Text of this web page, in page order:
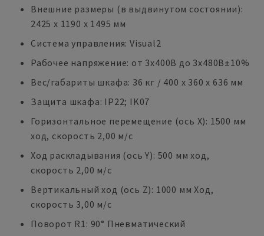
Внешние размеры (в выдвинутом состоянии):
2425 x 1190 x 1495 мм
Система управления: Visual2
Рабочее напряжение: от 3х400В до 3х480В±10%
Вес/габариты шкафа: 36 кг / 400 x 360 x 636 мм
Защита шкафа: IP22; IK07
Горизонтальное перемещение (ось X): 1500 мм
ход, скорость 2,00 м/с
Ход раскладывания (ось Y): 500 мм ход,
скорость 2,00 м/с
Вертикальный ход (ось Z): 1000 мм Ход,
скорость 3,00 м/с
Поворот R1: 90° Пневматический